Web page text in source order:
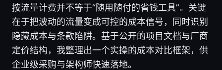
按流量计费并不等于“随用随付的省钱工具”。关键
在于把波动的流量变成可控的成本信号，同时识别
隐藏成本与条款陷阱。基于公开的项目文档与厂商
定价结构，我整理出一个实操的成本对比框架，供
企业级采购与架构师快速落地。